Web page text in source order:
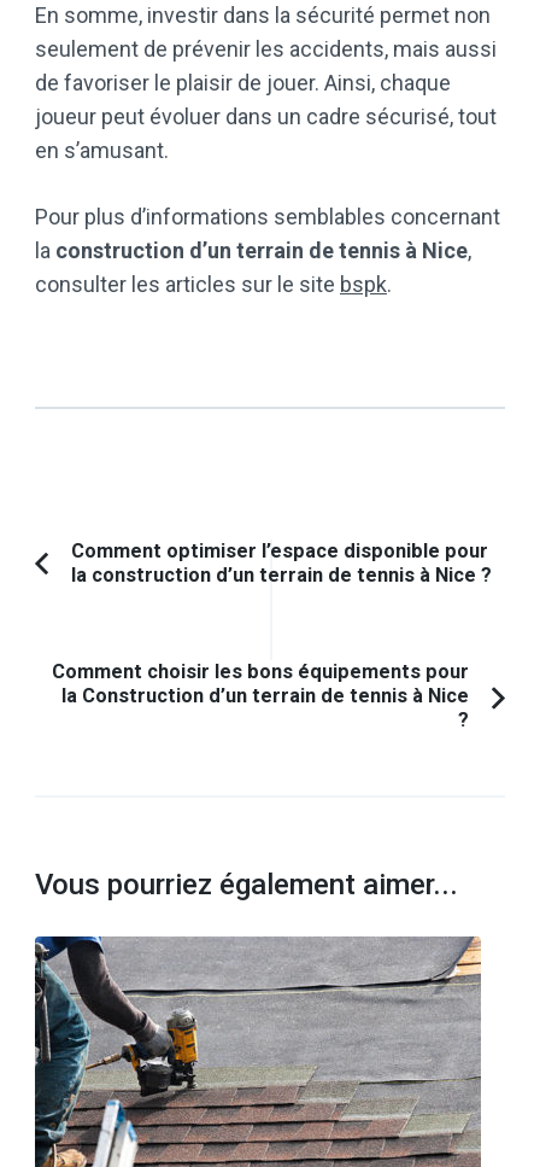
En somme, investir dans la sécurité permet non
seulement de prévenir les accidents, mais aussi
de favoriser le plaisir de jouer. Ainsi, chaque
joueur peut évoluer dans un cadre sécurisé, tout
en s’amusant.
Pour plus d’informations semblables concernant
la construction d’un terrain de tennis à Nice,
consulter les articles sur le site bspk.
Navigation
d'article
Article
Comment optimiser l’espace disponible pour
la construction d’un terrain de tennis à Nice ?
Comment choisir les bons équipements pour
la Construction d’un terrain de tennis à Nice
?
Vous pourriez également aimer...